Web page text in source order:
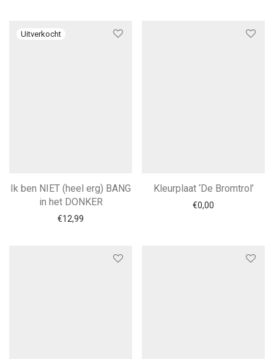
Ik ben NIET (heel erg) BANG
in het DONKER
€12,99
Kleurplaat ‘De Bromtrol’
€0,00